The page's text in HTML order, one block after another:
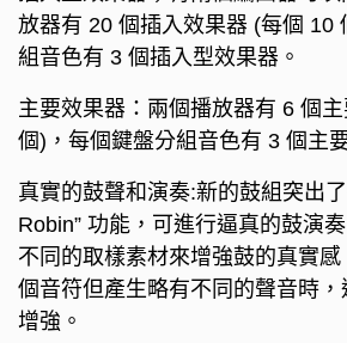
放器有 20 個插入效果器 (每個 10
組音色有 3 個插入型效果器。
主要效果器：兩個播放器有 6 個
個)，每個鍵盤分組音色有 3 個主
真實的鼓聲和演奏:新的鼓組突出
Robin” 功能，可進行逼真的鼓演
不同的取樣素材來增強鼓的真實
個音符但產生略有不同的聲音時
增強。